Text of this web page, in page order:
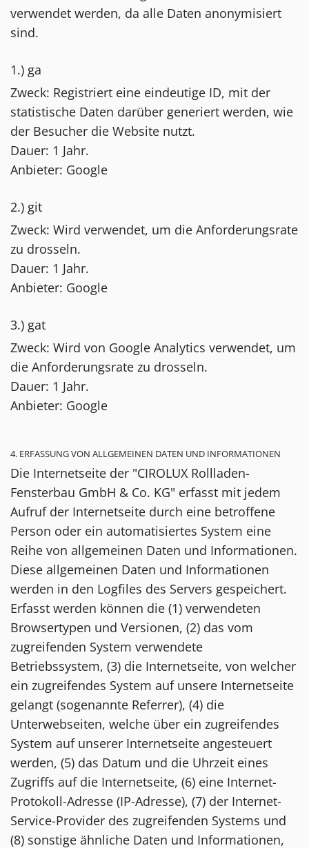
verwendet werden, da alle Daten anonymisiert
sind.
1.) ga
Zweck: Registriert eine eindeutige ID, mit der
statistische Daten darüber generiert werden, wie
der Besucher die Website nutzt.
Dauer: 1 Jahr.
Anbieter: Google
2.) git
Zweck: Wird verwendet, um die Anforderungsrate
zu drosseln.
Dauer: 1 Jahr.
Anbieter: Google
3.) gat
Zweck: Wird von Google Analytics verwendet, um
die Anforderungsrate zu drosseln.
Dauer: 1 Jahr.
Anbieter: Google
4. ERFASSUNG VON ALLGEMEINEN DATEN UND INFORMATIONEN
Die Internetseite der "CIROLUX Rollladen-
Fensterbau GmbH & Co. KG" erfasst mit jedem
Aufruf der Internetseite durch eine betroffene
Person oder ein automatisiertes System eine
Reihe von allgemeinen Daten und Informationen.
Diese allgemeinen Daten und Informationen
werden in den Logfiles des Servers gespeichert.
Erfasst werden können die (1) verwendeten
Browsertypen und Versionen, (2) das vom
zugreifenden System verwendete
Betriebssystem, (3) die Internetseite, von welcher
ein zugreifendes System auf unsere Internetseite
gelangt (sogenannte Referrer), (4) die
Unterwebseiten, welche über ein zugreifendes
System auf unserer Internetseite angesteuert
werden, (5) das Datum und die Uhrzeit eines
Zugriffs auf die Internetseite, (6) eine Internet-
Protokoll-Adresse (IP-Adresse), (7) der Internet-
Service-Provider des zugreifenden Systems und
(8) sonstige ähnliche Daten und Informationen,